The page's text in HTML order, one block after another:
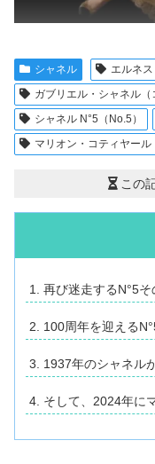
シャネル
エルネ
ガブリエル・シャネル（
シャネル N°5（No.5）
マリオン・コティヤール
この
再び迷走するN°5
100周年を迎える
1937年のシャネル
そして、2024年に